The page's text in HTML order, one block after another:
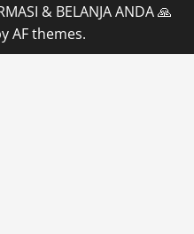
& BELANJA ANDA 🙏
AF themes.